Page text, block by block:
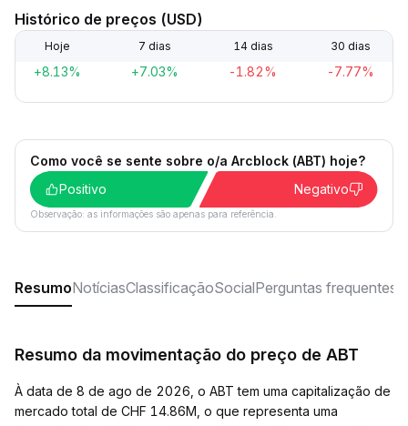
Histórico de preços (USD)
Hoje 7 dias 14 dias 30 dias
+8.13% +7.03% -1.82% -7.77%
Como você se sente sobre o/a Arcblock (ABT) hoje?
Positivo
Negativo
Observação: as informações são apenas para referência.
ResumoNotíciasClassificaçãoSocialPerguntas frequentes
Resumo da movimentação do preço de ABT
À data de 8 de ago de 2026, o ABT tem uma capitalização de
mercado total de CHF 14.86M, o que representa uma